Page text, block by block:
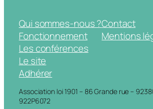
Qui sommes-nous ?
Fonctionnement
Les conférences
Le site
Adhérer
Contact
Mentions
Association loi 1901 – 86 Grande rue –
922P6072